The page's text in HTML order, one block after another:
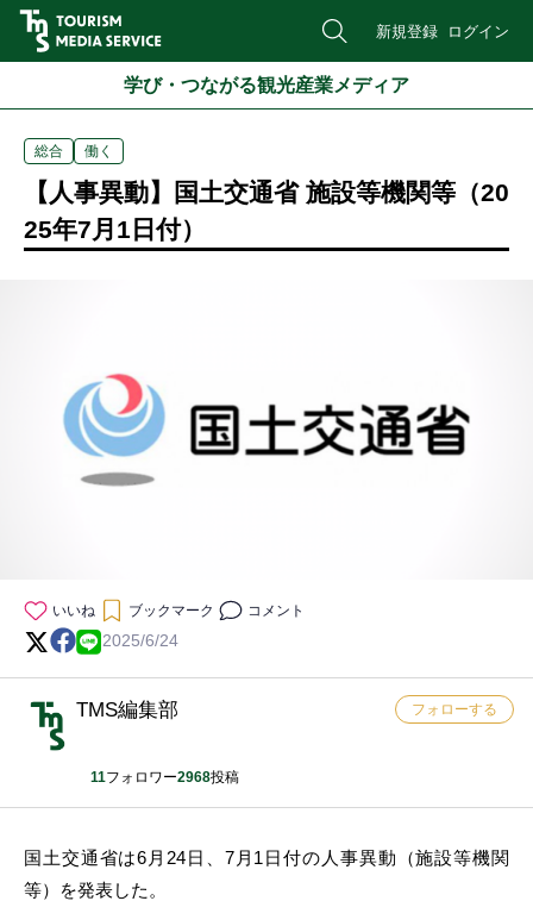
新規登録 ログイン
学び・つながる観光産業メディア
総合 働く
【人事異動】国土交通省 施設等機関等（20
25年7月1日付）
いいね ブックマーク コメント
2025/6/24
TMS編集部
11フォロワー2968投稿
フォローする
国土交通省は6月24日、7月1日付の人事異動（施設等機関
等）を発表した。